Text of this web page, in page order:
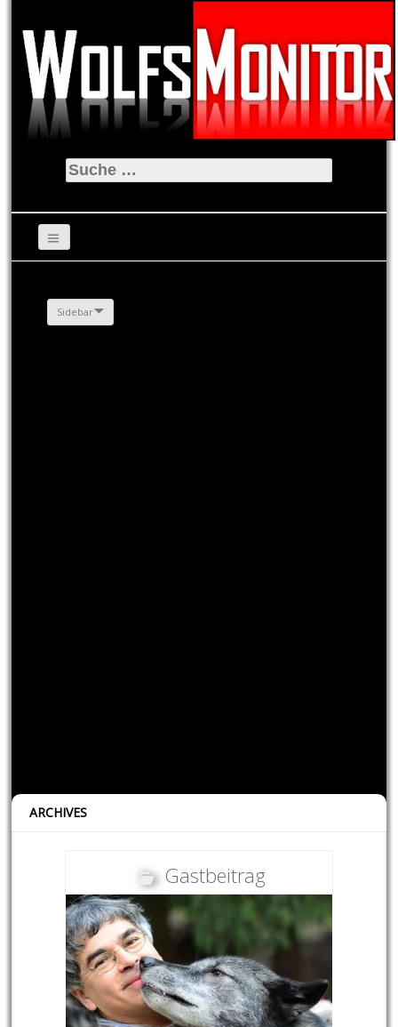
Suche
nach:
Sidebar
ARCHIVES
Gastbeitrag